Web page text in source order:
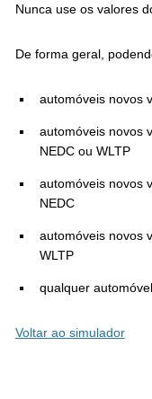
Nunca use os valores
De forma geral,
automóveis novos
automóveis novos
NEDC ou WLTP
automóveis novos
NEDC
automóveis novos
WLTP
qualquer
Voltar ao simulador